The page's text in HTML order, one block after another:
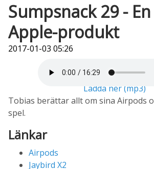
Sumpsnack 29 -
Apple-produkt
2017-01-03 05:26
Ladda ner (mp3)
Tobias berättar allt om sina Airpods
spel.
Länkar
Airpods
Jaybird X2